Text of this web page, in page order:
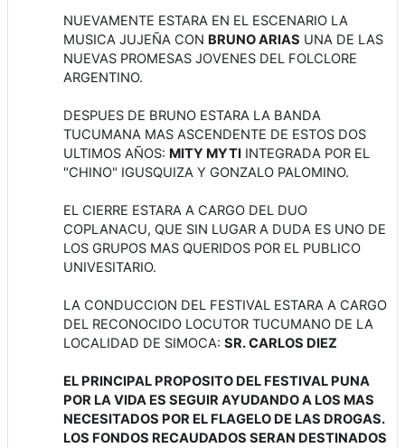
NUEVAMENTE ESTARA EN EL ESCENARIO LA
MUSICA JUJEÑA CON BRUNO ARIAS UNA DE LAS
NUEVAS PROMESAS JOVENES DEL FOLCLORE
ARGENTINO.
DESPUES DE BRUNO ESTARA LA BANDA
TUCUMANA MAS ASCENDENTE DE ESTOS DOS
ULTIMOS AÑOS: MITY MYTI INTEGRADA POR EL
"CHINO" IGUSQUIZA Y GONZALO PALOMINO.
EL CIERRE ESTARA A CARGO DEL DUO
COPLANACU, QUE SIN LUGAR A DUDA ES UNO DE
LOS GRUPOS MAS QUERIDOS POR EL PUBLICO
UNIVESITARIO.
LA CONDUCCION DEL FESTIVAL ESTARA A CARGO
DEL RECONOCIDO LOCUTOR TUCUMANO DE LA
LOCALIDAD DE SIMOCA: SR. CARLOS DIEZ
EL PRINCIPAL PROPOSITO DEL FESTIVAL PUNA
POR LA VIDA ES SEGUIR AYUDANDO A LOS MAS
NECESITADOS POR EL FLAGELO DE LAS DROGAS.
LOS FONDOS RECAUDADOS SERAN DESTINADOS